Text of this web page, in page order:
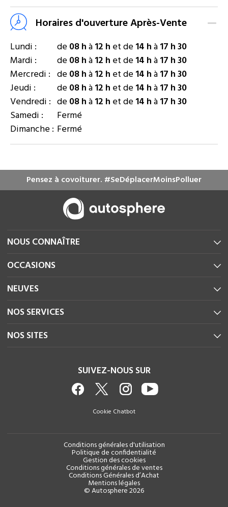
Horaires d'ouverture Après-Vente
Lundi : de08 hà12 h et de14 hà17 h 30
Mardi :
de08 hà12 h et de14 hà17 h 30
Mercredi : de08 hà12 h et de14 hà17 h 30
Jeudi :
de08 hà12 h et de14 hà17 h 30
Vendredi : de08 hà12 h et de14 hà17 h 30
Samedi :
Fermé
Dimanche : Fermé
Pensez à covoiturer. #SeDéplacerMoinsPolluer
NOUS CONNAÎTRE
OCCASIONS
NEUVES
NOS SERVICES
NOS SITES
SUIVEZ-NOUS SUR
Cookie Chatbot
Conditions générales d'utilisation
Politique de confidentialité
Gestion des cookies
Conditions générales de ventes
Conditions Générales d’Achat
Mentions légales
© Autosphere 2026